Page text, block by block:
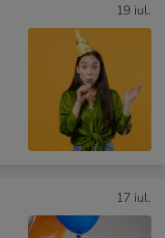
19 iul.
17 iul.